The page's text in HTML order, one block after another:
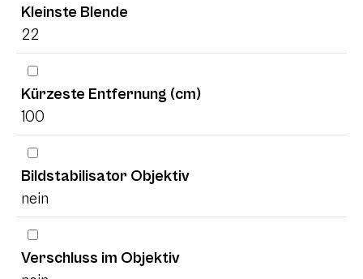
Kleinste Blende
22
Kürzeste Entfernung (cm)
100
Bildstabilisator Objektiv
nein
Verschluss im Objektiv